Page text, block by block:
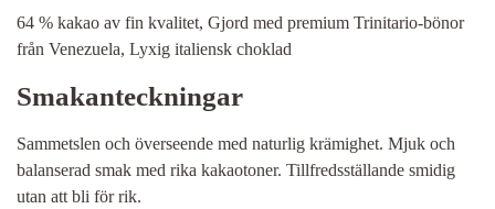
64 % kakao av ​​fin kvalitet, Gjord med premium Trinitario-bönor
från Venezuela, Lyxig italiensk choklad
Smakanteckningar
Sammetslen och överseende med naturlig krämighet. Mjuk och
balanserad smak med rika kakaotoner. Tillfredsställande smidig
utan att bli för rik.